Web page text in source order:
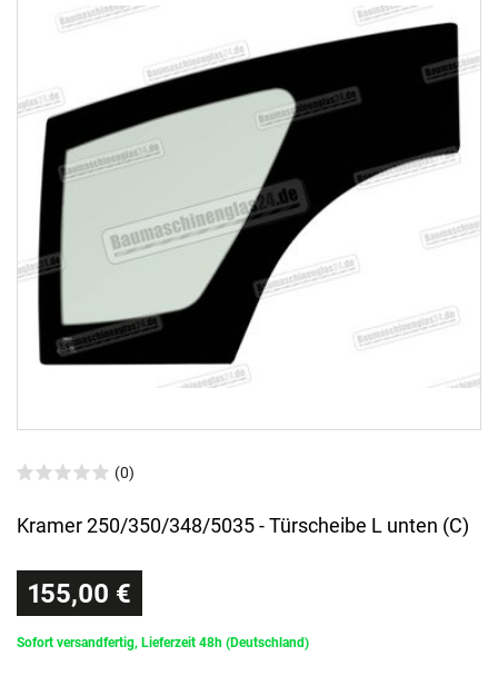
(0)
Kramer 250/350/348/5035 - Türscheibe L unten (C)
155,00 €
Sofort versandfertig, Lieferzeit 48h (Deutschland)